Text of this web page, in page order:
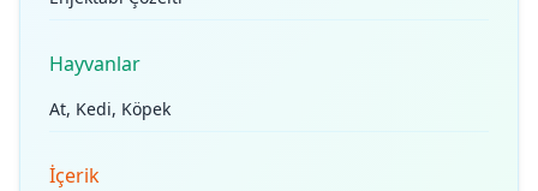
Hayvanlar
At, Kedi, Köpek
İçerik